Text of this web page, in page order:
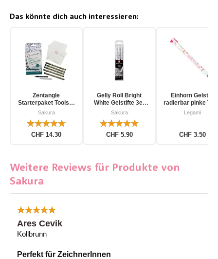
Das könnte dich auch interessieren:
Zentangle
Starterpaket Toolset
für Einsteiger 12-
Sakura
CHF 14.30
Gelly Roll Bright
White Gelstifte 3er
Pack
Sakura
CHF 5.90
Einhorn Gelstift
radierbar pinke
Legami
CHF 3.50
Weitere Reviews für Produkte von
Sakura
Ares Cevik
Kollbrunn
Perfekt für ZeichnerInnen